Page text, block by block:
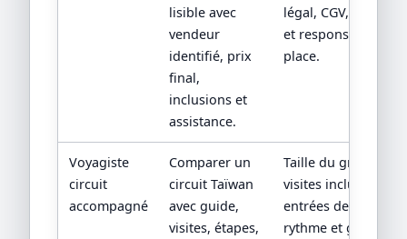
lisible avec
vendeur
identifié, prix
final,
inclusions et
assistance.
légal, CGV,
et responsabilité
place.
Voyagiste
circuit
accompagné
Comparer un
circuit Taïwan
avec guide,
visites, étapes,
Taille du groupe,
visites incluses,
entrées de sites,
rythme et guide